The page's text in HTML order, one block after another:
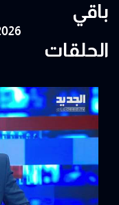
باقي
الحلقات